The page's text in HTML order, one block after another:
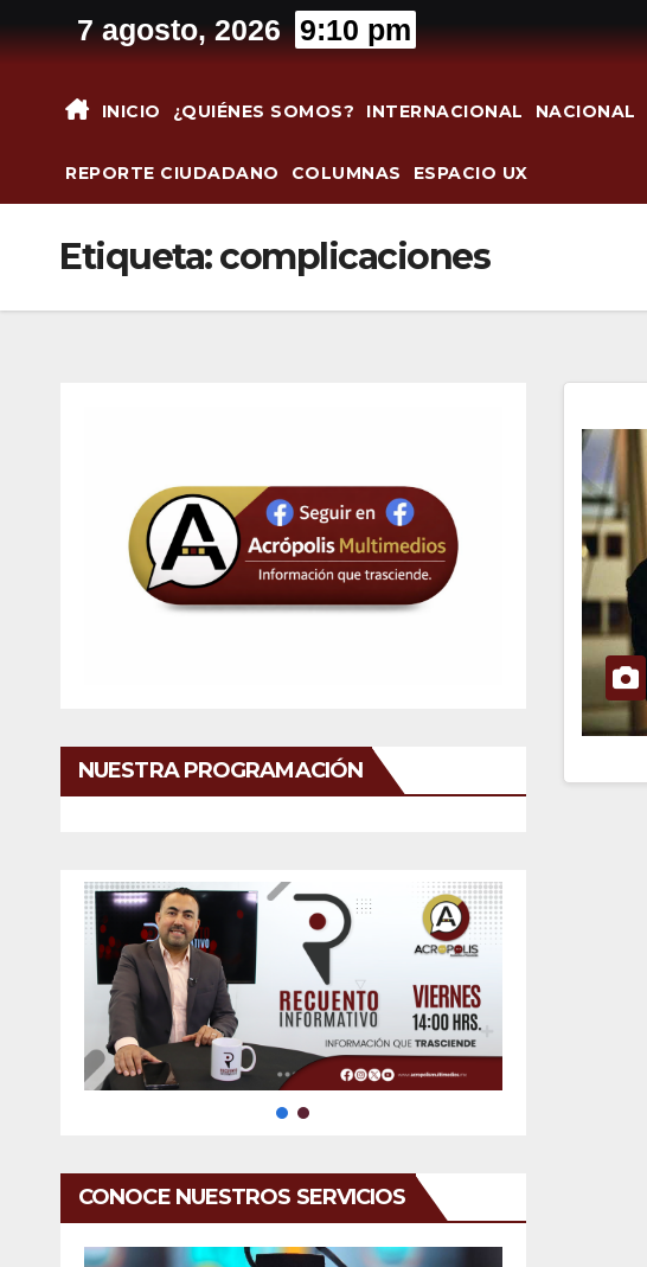
al
7 agosto, 2026 9:10 pm
INICIO ¿QUIÉNES SOMOS? INTERNACIONAL NACIONAL
REPORTE CIUDADANO COLUMNAS ESPACIO UX
Etiqueta:complicaciones
NUESTRA PROGRAMACIÓN
CONOCE NUESTROS SERVICIOS